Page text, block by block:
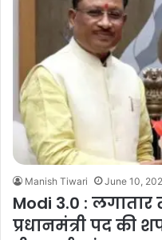
Manish Tiwari June 10,
Modi 3.0 : लगातार
प्रधानमंत्री पद की